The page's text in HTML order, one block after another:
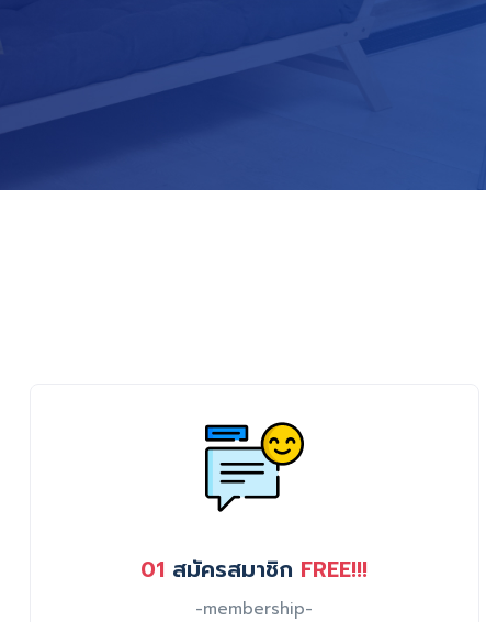
01 สมัครสมาชิก FREE!!!
-membership-